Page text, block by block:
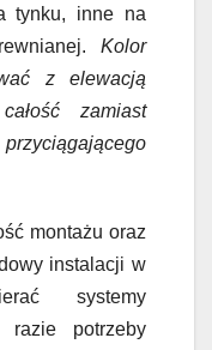
tynku, inne na
Kolor
z elewacją
zamiast
montażu oraz
instalacji w
systemy
razie potrzeby